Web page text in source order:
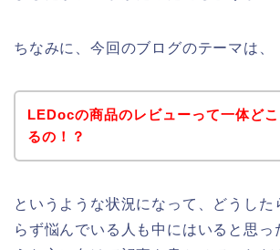
ちなみに、今回のブログのテーマは、
LEDocの商品のレビューって一体ど
るの！？
というような状況になって、どうした
らず悩んでいる人も中にはいると思っ